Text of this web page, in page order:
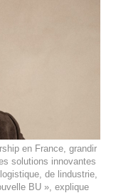
en France, grandir
solutions innovantes
de lindustrie,
BU », explique